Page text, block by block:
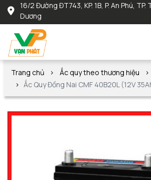
16/2 Đường ĐT743, KP. 1B, P. An Phú, TP.
Dương
Trang chủ Ắc quy theo thương hiệu
Ắc Quy Đồng Nai CMF 40B20L (12V